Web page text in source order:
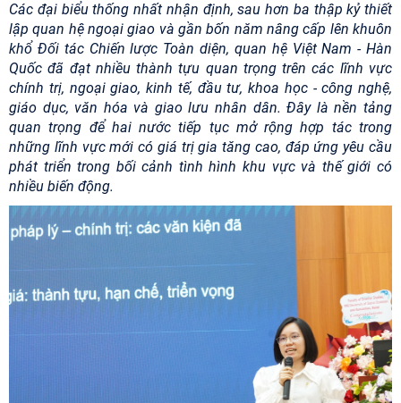
Các đại biểu thống nhất nhận định, sau hơn ba thập kỷ thiết
lập quan hệ ngoại giao và gần bốn năm nâng cấp lên khuôn
khổ Đối tác Chiến lược Toàn diện, quan hệ Việt Nam - Hàn
Quốc đã đạt nhiều thành tựu quan trọng trên các lĩnh vực
chính trị, ngoại giao, kinh tế, đầu tư, khoa học - công nghệ,
giáo dục, văn hóa và giao lưu nhân dân. Đây là nền tảng
quan trọng để hai nước tiếp tục mở rộng hợp tác trong
những lĩnh vực mới có giá trị gia tăng cao, đáp ứng yêu cầu
phát triển trong bối cảnh tình hình khu vực và thế giới có
nhiều biến động.